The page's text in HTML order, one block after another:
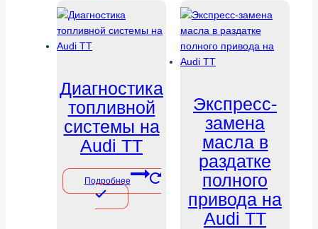
Диагностика
топливной
системы на
Audi TT
Подробнее
Экспресс-
замена
масла в
раздатке
полного
привода на
Audi TT